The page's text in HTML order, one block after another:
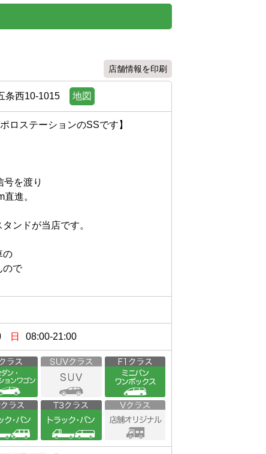
店舗情報を印刷
条西10-1015 地図
ロステーションのSSです】
を渡り
進。
ンドが当店です。
の
ので
日 08:00-21:00